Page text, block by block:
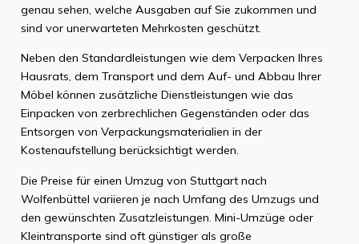
genau sehen, welche Ausgaben auf Sie zukommen und
sind vor unerwarteten Mehrkosten geschützt.
Neben den Standardleistungen wie dem Verpacken Ihres
Hausrats, dem Transport und dem Auf- und Abbau Ihrer
Möbel können zusätzliche Dienstleistungen wie das
Einpacken von zerbrechlichen Gegenständen oder das
Entsorgen von Verpackungsmaterialien in der
Kostenaufstellung berücksichtigt werden.
Die Preise für einen Umzug von Stuttgart nach
Wolfenbüttel variieren je nach Umfang des Umzugs und
den gewünschten Zusatzleistungen. Mini-Umzüge oder
Kleintransporte sind oft günstiger als große